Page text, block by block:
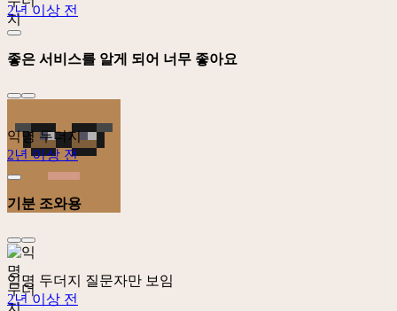
2년 이상 전
좋은 서비스를 알게 되어 너무 좋아요
익명 두더지
2년 이상 전
기분 조와용
익명 두더지
질문자만 보임
2년 이상 전